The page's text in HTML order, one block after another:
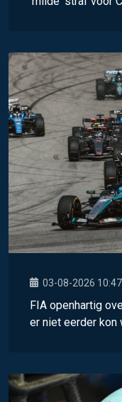
03-08-2026 10:47
FIA openhartig
er niet eerder kon